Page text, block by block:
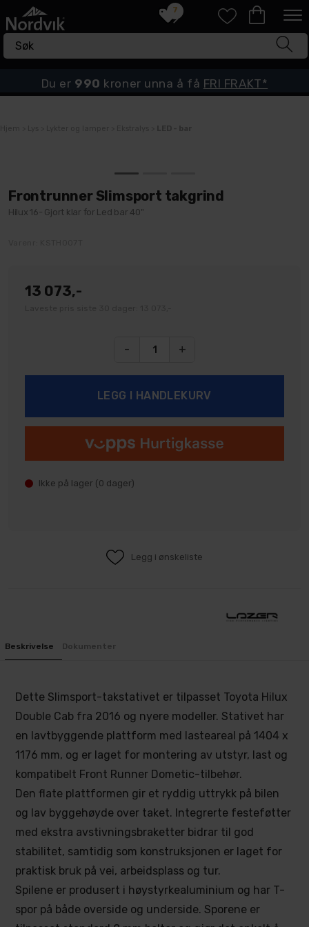
7
Du er 990 kroner unna å få FRI FRAKT*
Frontrunner Slimsport takgrind
Hilux 16- Gjort klar for Led bar 40"
13 073,-
- +
Ikke på lager (0 dager)
Legg i ønskeliste
Beskrivelse Dokumenter
Dette Slimsport-takstativet er tilpasset Toyota Hilux
Double Cab fra 2016 og nyere modeller. Stativet har
en lavtbyggende plattform med lasteareal på 1404 x
1176 mm, og er laget for montering av utstyr, last og
kompatibelt Front Runner Dometic-tilbehør.
Den flate plattformen gir et ryddig uttrykk på bilen
og lav byggehøyde over taket. Integrerte festeføtter
med ekstra avstivningsbraketter bidrar til god
stabilitet, samtidig som konstruksjonen er laget for
praktisk bruk på vei, arbeidsplass og tur.
Spilene er produsert i høystyrkealuminium og har T-
spor på både overside og underside. Sporene er